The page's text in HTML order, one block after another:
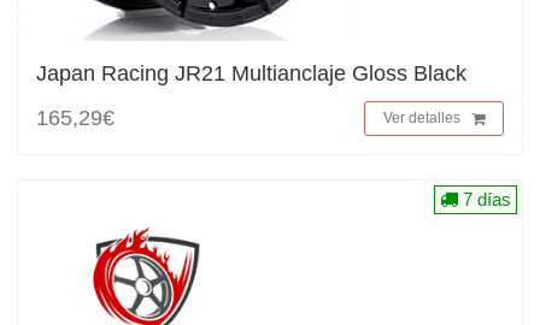
Japan Racing JR21 Multianclaje Gloss Black
165,29€
Ver detalles
7 días